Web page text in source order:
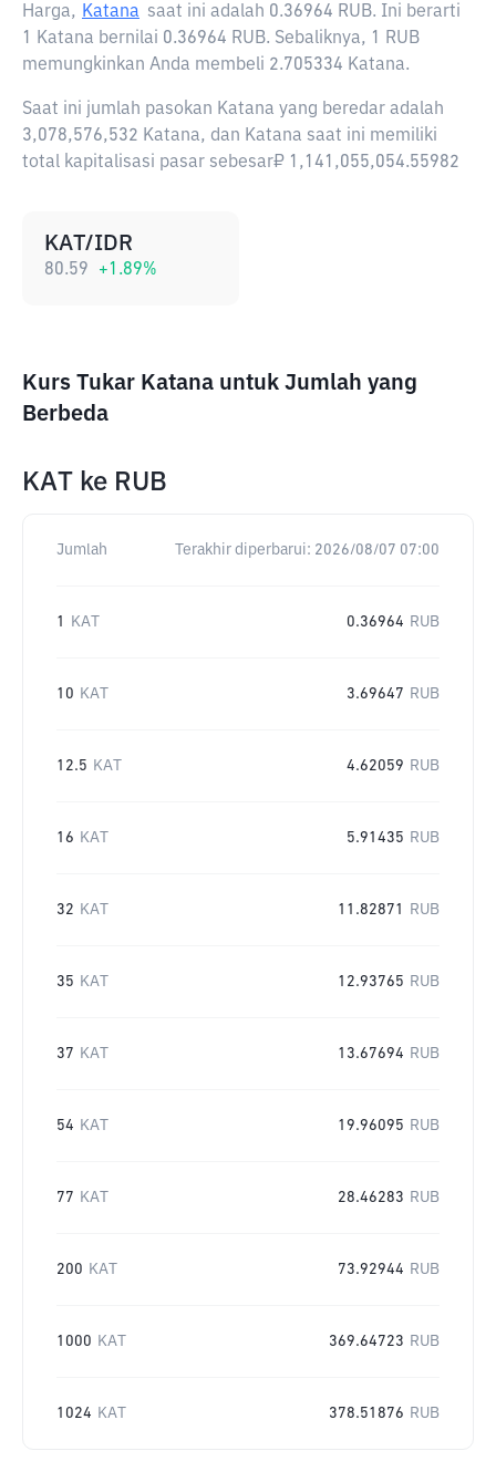
Harga, Katana saat ini adalah 0.36964 RUB. Ini berarti
1 Katana bernilai 0.36964 RUB. Sebaliknya, 1 RUB
memungkinkan Anda membeli 2.705334 Katana.
Saat ini jumlah pasokan Katana yang beredar adalah
3,078,576,532 Katana, dan Katana saat ini memiliki
total kapitalisasi pasar sebesar₽ 1,141,055,054.55982
KAT/IDR
80.59 +1.89%
Kurs Tukar Katana untuk Jumlah yang
Berbeda
KAT ke RUB
Jumlah Terakhir diperbarui: 2026/08/07 07:00
1 KAT 0.36964 RUB
10 KAT 3.69647 RUB
12.5 KAT 4.62059 RUB
16 KAT 5.91435 RUB
32 KAT 11.82871 RUB
35 KAT 12.93765 RUB
37 KAT 13.67694 RUB
54 KAT 19.96095 RUB
77 KAT 28.46283 RUB
200 KAT 73.92944 RUB
1000 KAT 369.64723 RUB
1024 KAT 378.51876 RUB